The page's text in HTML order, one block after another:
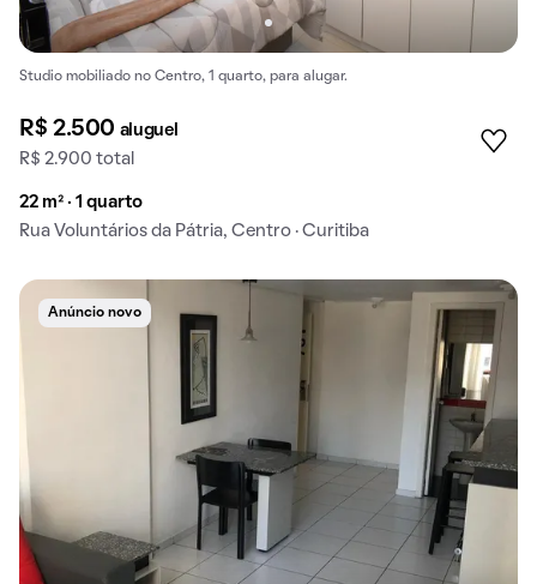
Studio mobiliado no Centro, 1 quarto, para alugar.
R$ 2.500 aluguel
R$ 2.900 total
22 m² · 1 quarto
Rua Voluntários da Pátria, Centro · Curitiba
Anúncio novo